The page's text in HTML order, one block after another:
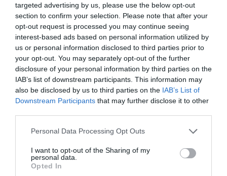
targeted advertising by us, please use the below opt-out
section to confirm your selection. Please note that after your
opt-out request is processed you may continue seeing
interest-based ads based on personal information utilized by
us or personal information disclosed to third parties prior to
your opt-out. You may separately opt-out of the further
disclosure of your personal information by third parties on the
IAB’s list of downstream participants. This information may
also be disclosed by us to third parties on the IAB’s List of
Downstream Participants that may further disclose it to other
Please note that this website/app uses one or more Google
not limited to your visit or usage behaviour. You may click to
grant or deny consent to Google and its third-party tags to
use your data for below specified purposes in below Google
Personal Data Processing Opt Outs
I want to opt-out of the Sharing of my
personal data.
Opted In
31.07.2026 15:05
Το σύμπτωμα που εμφανίζεται τη νύχτα
και μπορεί να προειδοποιεί για
καρδιοπάθεια